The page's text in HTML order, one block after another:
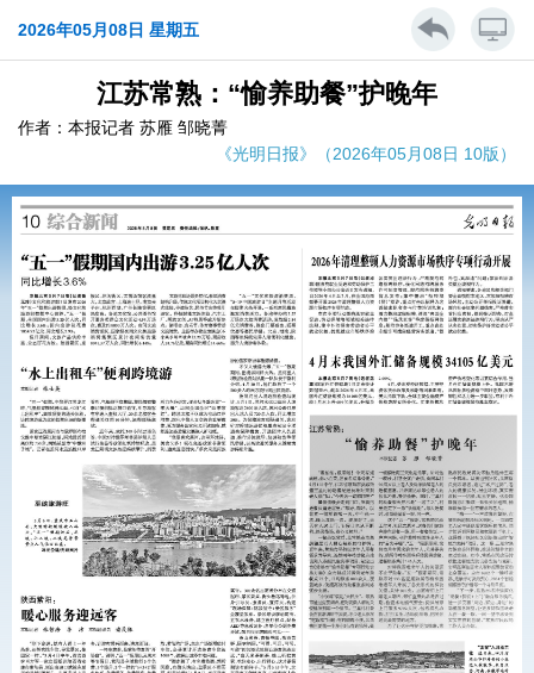
2026年05月08日 星期五
江苏常熟：“愉养助餐”护晚年
作者：本报记者 苏雁 邹晓菁
《光明日报》（2026年05月08日 10版）